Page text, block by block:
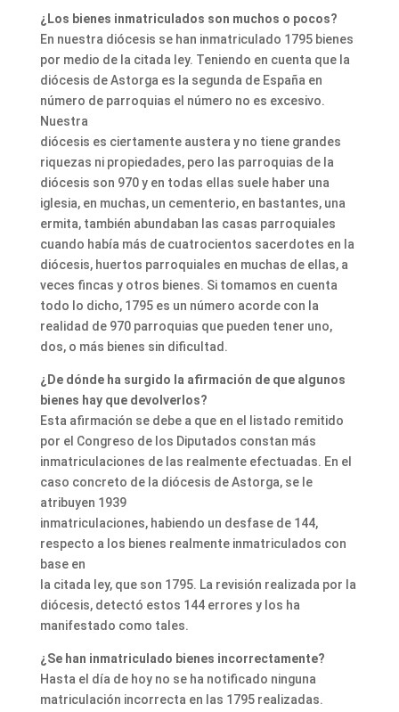
¿Los bienes inmatriculados son muchos o pocos?
En nuestra diócesis se han inmatriculado 1795 bienes
por medio de la citada ley. Teniendo en cuenta que la
diócesis de Astorga es la segunda de España en
número de parroquias el número no es excesivo.
Nuestra
diócesis es ciertamente austera y no tiene grandes
riquezas ni propiedades, pero las parroquias de la
diócesis son 970 y en todas ellas suele haber una
iglesia, en muchas, un cementerio, en bastantes, una
ermita, también abundaban las casas parroquiales
cuando había más de cuatrocientos sacerdotes en la
diócesis, huertos parroquiales en muchas de ellas, a
veces fincas y otros bienes. Si tomamos en cuenta
todo lo dicho, 1795 es un número acorde con la
realidad de 970 parroquias que pueden tener uno,
dos, o más bienes sin dificultad.
¿De dónde ha surgido la afirmación de que algunos
bienes hay que devolverlos?
Esta afirmación se debe a que en el listado remitido
por el Congreso de los Diputados constan más
inmatriculaciones de las realmente efectuadas. En el
caso concreto de la diócesis de Astorga, se le
atribuyen 1939
inmatriculaciones, habiendo un desfase de 144,
respecto a los bienes realmente inmatriculados con
base en
la citada ley, que son 1795. La revisión realizada por la
diócesis, detectó estos 144 errores y los ha
manifestado como tales.
¿Se han inmatriculado bienes incorrectamente?
Hasta el día de hoy no se ha notificado ninguna
matriculación incorrecta en las 1795 realizadas.